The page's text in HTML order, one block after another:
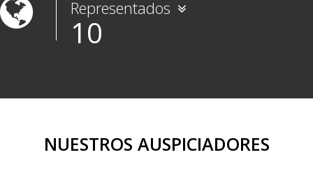
Representados
10
NUESTROS AUSPICIADORES